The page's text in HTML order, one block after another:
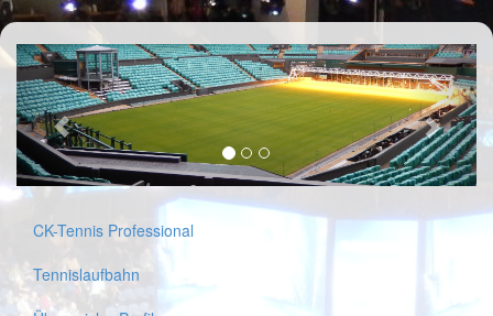
CK-Tennis Professional
Tennislaufbahn